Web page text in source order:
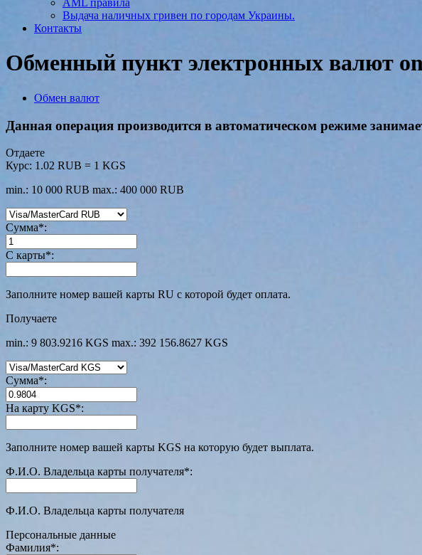
AML правила
Выдача наличных гривен по городам Украины.
Контакты
Обменный пункт электронных валют
Обмен валют
Данная операция производится в автоматическом режиме
Отдаете
Курс: 1.02 RUB = 1 KGS
min.: 10 000 RUB max.: 400 000 RUB
Сумма*:
С карты*:
Заполните номер вашей карты RU с которой будет оплата.
Получаете
min.: 9 803.9216 KGS max.: 392 156.8627 KGS
Сумма*:
На карту KGS*:
Заполните номер вашей карты KGS на которую будет выплата.
Ф.И.О. Владельца карты получателя*:
Ф.И.О. Владельца карты получателя
Персональные данные
Фамилия*: